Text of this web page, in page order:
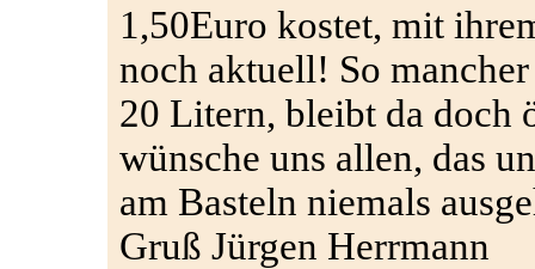
1,50Euro kostet, mit
noch aktuell! So
20 Litern, bleibt da doch
wünsche uns allen, das
am Basteln niemals
Gruß Jürgen Herrmann